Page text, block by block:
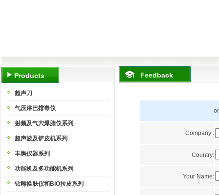
Products
超声刀
气压淋巴排毒仪
射频及气穴爆脂仪系列
超声波及铲皮机系列
丰胸仪器系列
功能机及多功能机系列
钻雕换肤仪和BIO拉皮系列
Feedback
Company :
Country:
Your Name: